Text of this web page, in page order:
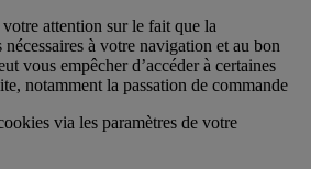
attention sur le fait que la
à votre navigation et au bon
vous empêcher d’accéder à certaines
notamment la passation de commande
via les paramètres de votre